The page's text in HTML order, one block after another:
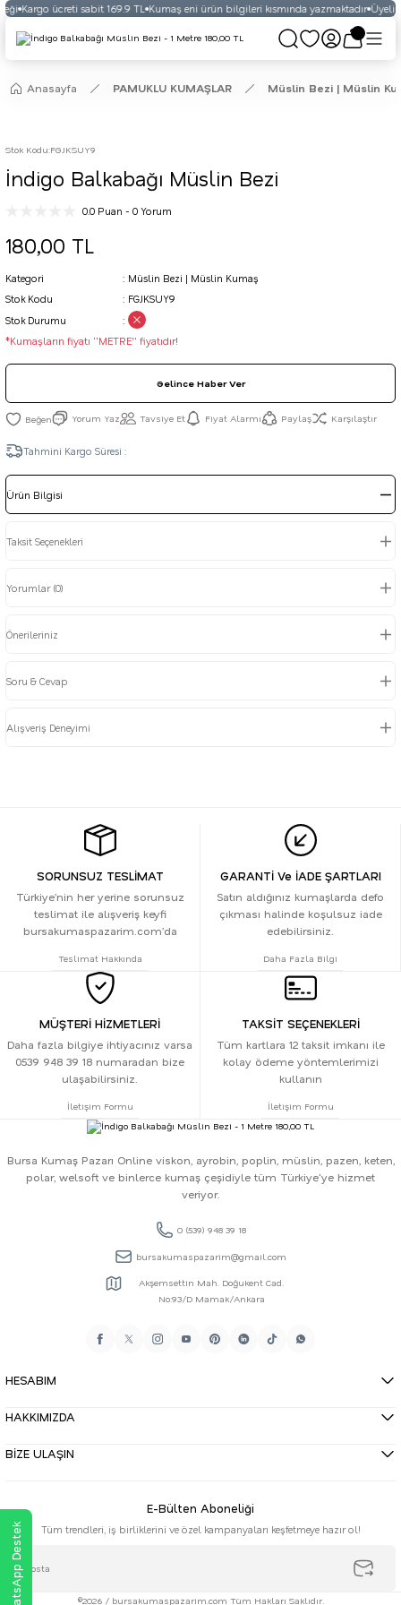
Kargo ücreti sabit 169.9 TL Kumaş eni ürün bilgileri kısmında yazmaktadır
Anasayfa PAMUKLU KUMAŞLAR Müslin Bezi | Müslin
Stok Kodu:FGJKSUY9
İndigo Balkabağı Müslin Bezi
0.0 Puan - 0 Yorum
180,00 TL
Kategori
Müslin Bezi | Müslin Kumaş
Stok Kodu
FGJKSUY9
Stok Durumu
*Kumaşların fiyatı ''METRE'' fiyatıdır!
Gelince Haber Ver
Yorum Yaz Tavsiye Et Fiyat Alarmı Paylaş Karşılaştır
Tahmini Kargo Süresi :
Ürün Bilgisi
Taksit Seçenekleri
Yorumlar (0)
Önerileriniz
Soru & Cevap
Alışveriş Deneyimi
SORUNSUZ TESLİMAT
Türkiye’nin her yerine sorunsuz
teslimat ile alışveriş keyfi
bursakumaspazarim.com’da
Teslimat Hakkında
GARANTİ Ve İADE ŞARTLARI
Satın aldığınız kumaşlarda defo
çıkması halinde koşulsuz iade
edebilirsiniz.
Daha Fazla Bilgi
MÜŞTERİ HİZMETLERİ
Daha fazla bilgiye ihtiyacınız varsa
0539 948 39 18 numaradan bize
ulaşabilirsiniz.
İletişim Formu
TAKSİT SEÇENEKLERİ
Tüm kartlara 12 taksit imkanı ile
kolay ödeme yöntemlerimizi
kullanın
İletişim Formu
Bursa Kumaş Pazarı Online viskon, ayrobin, poplin, müslin, pazen, keten,
polar, welsoft ve binlerce kumaş çeşidiyle tüm Türkiye'ye hizmet
veriyor.
0 (539) 948 39 18
bursakumaspazarim@gmail.com
Akşemsettin Mah. Doğukent Cad.
No:93/D Mamak/Ankara
HESABIM
HAKKIMIZDA
BİZE ULAŞIN
E-Bülten Aboneliği
Tüm trendleri, iş birliklerini ve özel kampanyaları keşfetmeye hazır ol!
©2026 / bursakumaspazarim.com Tüm Hakları Saklıdır.
WhatsApp Destek